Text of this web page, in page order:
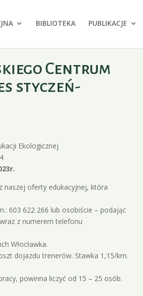
BIBLIOTEKA PUBLIKACJE
Centrum
styczeń-
Ekologicznej
naszej oferty edukacyjnej, która
603 622 266 lub osobiście – podając
z numerem telefonu
Włocławka.
dojazdu trenerów. Stawka 1,15/km.
powinna liczyć od 15 – 25 osób.